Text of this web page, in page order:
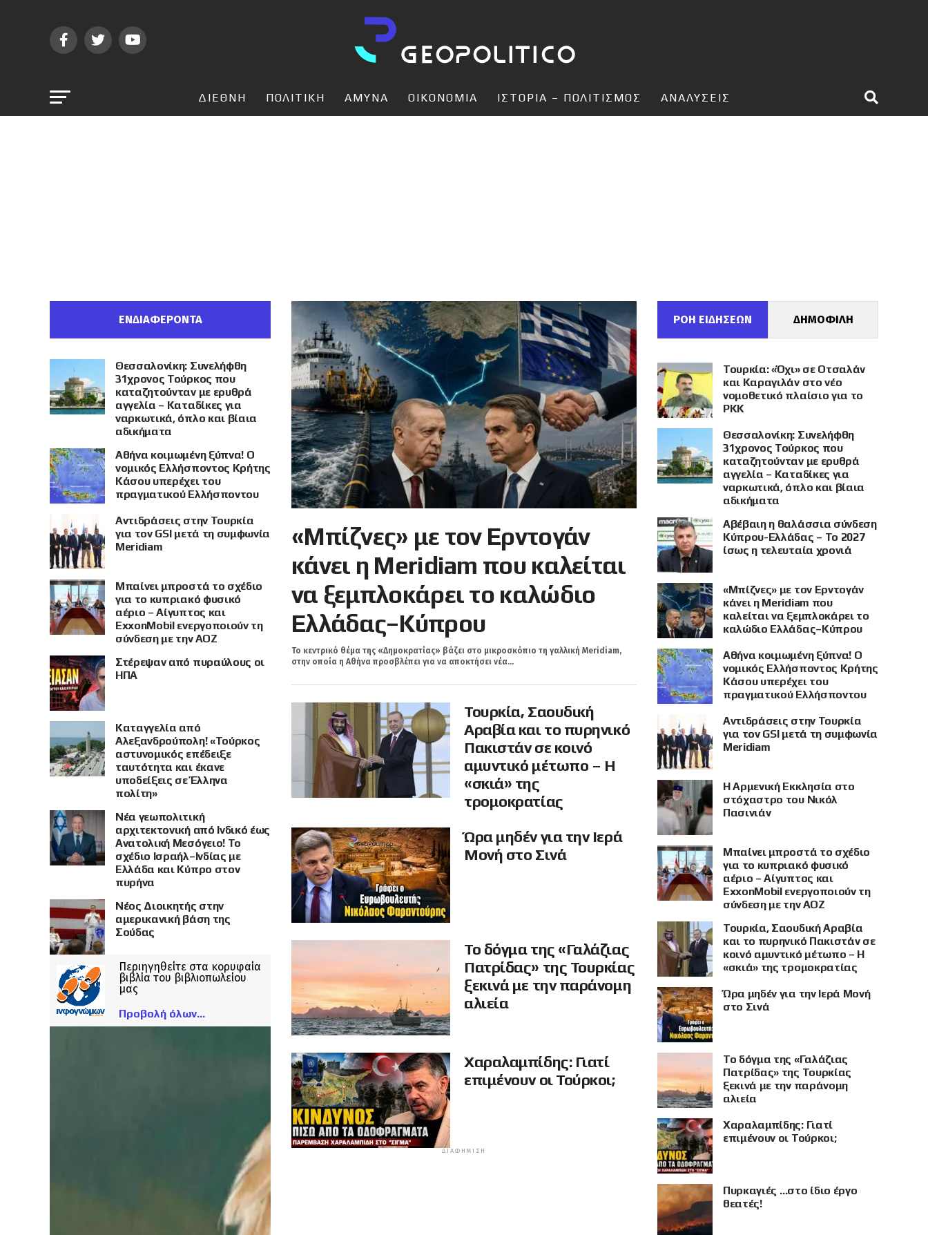
ΔΙΕΘΝΗ ΠΟΛΙΤΙΚΗ ΑΜΥΝΑ ΟΙΚΟΝΟΜΙΑ ΙΣΤΟΡΙΑ – ΠΟΛΙΤΙΣΜΟΣ ΑΝΑΛΥΣΕΙΣ
«Μπίζνες» με τον Ερντογάν
κάνει η Meridiam που καλείται
να ξεμπλοκάρει το καλώδιο
Ελλάδας–Κύπρου
Το κεντρικό θέμα της «Δημοκρατίας» βάζει στο μικροσκόπιο τη γαλλική Meridiam,
στην οποία η Αθήνα προσβλέπει για να αποκτήσει νέα...
Τουρκία, Σαουδική
Αραβία και το πυρηνικό
Πακιστάν σε κοινό
αμυντικό μέτωπο – Η
«σκιά» της
τρομοκρατίας
Ώρα μηδέν για την Ιερά
Μονή στο Σινά
Το δόγμα της «Γαλάζιας
Πατρίδας» της Τουρκίας
ξεκινά με την παράνομη
αλιεία
Χαραλαμπίδης: Γιατί
επιμένουν οι Τούρκοι;
ΔΙΑΦΉΜΙΣΗ
ΕΝΔΙΑΦΕΡΟΝΤΑ
Θεσσαλονίκη: Συνελήφθη
31χρονος Τούρκος που
καταζητούνταν με ερυθρά
αγγελία – Καταδίκες για
ναρκωτικά, όπλο και βίαια
αδικήματα
Αθήνα κοιμωμένη ξύπνα! Ο
νομικός Ελλήσποντος Κρήτης
Κάσου υπερέχει του
πραγματικού Ελλήσποντου
Αντιδράσεις στην Τουρκία
για τον GSI μετά τη συμφωνία
Meridiam
Μπαίνει μπροστά το σχέδιο
για το κυπριακό φυσικό
αέριο – Αίγυπτος και
ExxonMobil ενεργοποιούν τη
σύνδεση με την ΑΟΖ
Στέρεψαν από πυραύλους οι
ΗΠΑ
Καταγγελία από
Αλεξανδρούπολη! «Τούρκος
αστυνομικός επέδειξε
ταυτότητα και έκανε
υποδείξεις σε Έλληνα
πολίτη»
Νέα γεωπολιτική
αρχιτεκτονική από Ινδικό έως
Ανατολική Μεσόγειο! Το
σχέδιο Ισραήλ–Ινδίας με
Ελλάδα και Κύπρο στον
πυρήνα
Νέος Διοικητής στην
αμερικανική βάση της
Σούδας
Περιηγηθείτε στα κορυφαία
βιβλία του βιβλιοπωλείου
μας
Προβολή όλων
ΡΟΗ ΕΙΔΗΣΕΩΝ ΔΗΜΟΦΙΛΗ
Τουρκία: «Όχι» σε Οτσαλάν
και Καραγιλάν στο νέο
νομοθετικό πλαίσιο για το
PKK
Θεσσαλονίκη: Συνελήφθη
31χρονος Τούρκος που
καταζητούνταν με ερυθρά
αγγελία – Καταδίκες για
ναρκωτικά, όπλο και βίαια
αδικήματα
Αβέβαιη η θαλάσσια σύνδεση
Κύπρου-Ελλάδας – Το 2027
ίσως η τελευταία χρονιά
«Μπίζνες» με τον Ερντογάν
κάνει η Meridiam που
καλείται να ξεμπλοκάρει το
καλώδιο Ελλάδας–Κύπρου
Αθήνα κοιμωμένη ξύπνα! Ο
νομικός Ελλήσποντος Κρήτης
Κάσου υπερέχει του
πραγματικού Ελλήσποντου
Αντιδράσεις στην Τουρκία
για τον GSI μετά τη συμφωνία
Meridiam
Η Αρμενική Εκκλησία στο
στόχαστρο του Νικόλ
Πασινιάν
Μπαίνει μπροστά το σχέδιο
για το κυπριακό φυσικό
αέριο – Αίγυπτος και
ExxonMobil ενεργοποιούν τη
σύνδεση με την ΑΟΖ
Τουρκία, Σαουδική Αραβία
και το πυρηνικό Πακιστάν σε
κοινό αμυντικό μέτωπο – Η
«σκιά» της τρομοκρατίας
Ώρα μηδέν για την Ιερά Μονή
στο Σινά
Το δόγμα της «Γαλάζιας
Πατρίδας» της Τουρκίας
ξεκινά με την παράνομη
αλιεία
Χαραλαμπίδης: Γιατί
επιμένουν οι Τούρκοι;
Πυρκαγιές …στο ίδιο έργο
θεατές!